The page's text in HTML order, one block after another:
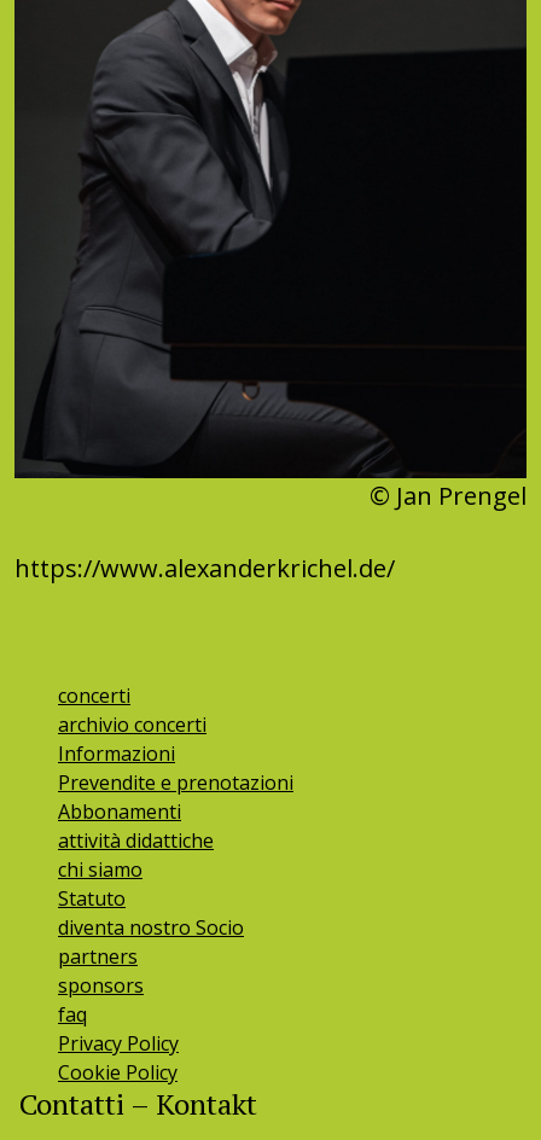
© Jan Prengel
https://www.alexanderkrichel.de/
concerti
archivio concerti
Informazioni
Prevendite e prenotazioni
Abbonamenti
attività didattiche
chi siamo
Statuto
diventa nostro Socio
partners
sponsors
faq
Privacy Policy
Cookie Policy
Contatti – Kontakt